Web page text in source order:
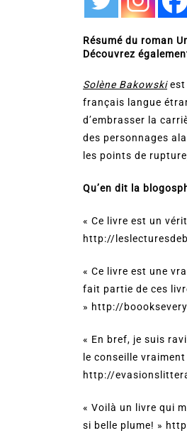
Résumé du roman
Découvrez
Solène Bakowskiest
français langue
d’embrasser la
des personnages
les points de
Qu’en dit la
« Ce livre est un
http://
« Ce livre est une
fait partie de ces
» http://
« En bref, je suis
le conseille
http://
« Voilà un livre qui
si belle plume! »